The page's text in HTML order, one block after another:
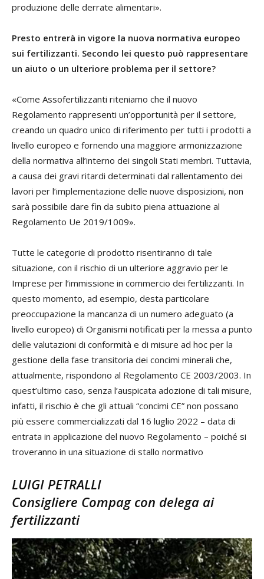
produzione delle derrate alimentari».
Presto entrerà in vigore la nuova normativa europeo
sui fertilizzanti. Secondo lei questo può rappresentare
un aiuto o un ulteriore problema per il settore?
«Come Assofertilizzanti riteniamo che il nuovo
Regolamento rappresenti un’opportunità per il settore,
creando un quadro unico di riferimento per tutti i prodotti a
livello europeo e fornendo una maggiore armonizzazione
della normativa all’interno dei singoli Stati membri. Tuttavia,
a causa dei gravi ritardi determinati dal rallentamento dei
lavori per l’implementazione delle nuove disposizioni, non
sarà possibile dare fin da subito piena attuazione al
Regolamento Ue 2019/1009».
Tutte le categorie di prodotto risentiranno di tale
situazione, con il rischio di un ulteriore aggravio per le
Imprese per l’immissione in commercio dei fertilizzanti. In
questo momento, ad esempio, desta particolare
preoccupazione la mancanza di un numero adeguato (a
livello europeo) di Organismi notificati per la messa a punto
delle valutazioni di conformità e di misure ad hoc per la
gestione della fase transitoria dei concimi minerali che,
attualmente, rispondono al Regolamento CE 2003/2003. In
quest’ultimo caso, senza l’auspicata adozione di tali misure,
infatti, il rischio è che gli attuali “concimi CE” non possano
più essere commercializzati dal 16 luglio 2022 – data di
entrata in applicazione del nuovo Regolamento – poiché si
troveranno in una situazione di stallo normativo
LUIGI PETRALLI
Consigliere Compag con delega ai
fertilizzanti